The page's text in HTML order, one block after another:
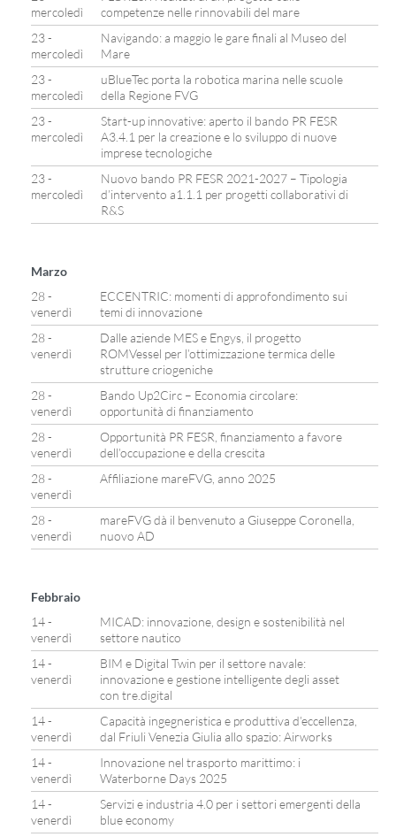
mercoledì
competenze nelle rinnovabili del mare
23 -
mercoledì
Navigando: a maggio le gare finali al Museo del
Mare
23 -
mercoledì
uBlueTec porta la robotica marina nelle scuole
della Regione FVG
23 -
mercoledì
Start-up innovative: aperto il bando PR FESR
A3.4.1 per la creazione e lo sviluppo di nuove
imprese tecnologiche
23 -
mercoledì
Nuovo bando PR FESR 2021-2027 – Tipologia
d’intervento a1.1.1 per progetti collaborativi di
R&S
Marzo
28 -
venerdì
ECCENTRIC: momenti di approfondimento sui
temi di innovazione
28 -
venerdì
Dalle aziende MES e Engys, il progetto
ROMVessel per l’ottimizzazione termica delle
strutture criogeniche
28 -
venerdì
Bando Up2Circ – Economia circolare:
opportunità di finanziamento
28 -
venerdì
Opportunità PR FESR, finanziamento a favore
dell’occupazione e della crescita
28 -
venerdì
Affiliazione mareFVG, anno 2025
28 -
venerdì
mareFVG dà il benvenuto a Giuseppe Coronella,
nuovo AD
Febbraio
14 -
venerdì
MICAD: innovazione, design e sostenibilità nel
settore nautico
14 -
venerdì
BIM e Digital Twin per il settore navale:
innovazione e gestione intelligente degli asset
con tre.digital
14 -
venerdì
Capacità ingegneristica e produttiva d’eccellenza,
dal Friuli Venezia Giulia allo spazio: Airworks
14 -
venerdì
Innovazione nel trasporto marittimo: i
Waterborne Days 2025
14 -
venerdì
Servizi e industria 4.0 per i settori emergenti della
blue economy